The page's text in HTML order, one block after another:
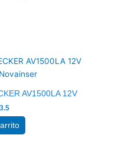
AV1500LA 12V
actual
es:
$53.5.